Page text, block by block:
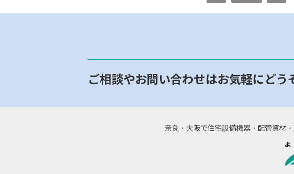
ご相談やお問い合わせはお気軽にどう
奈良・大阪で住宅設備機器・配管資材